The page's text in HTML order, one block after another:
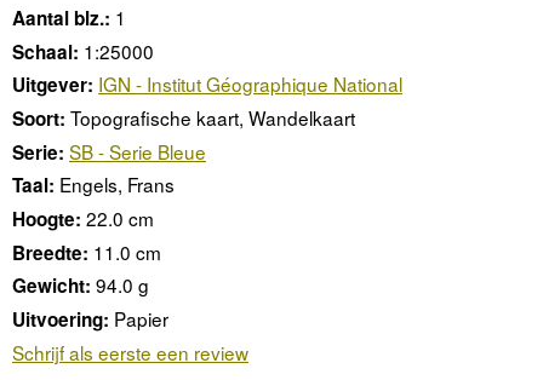
Aantal blz.: 1
Schaal: 1:25000
Uitgever: IGN - Institut Géographique National
Soort: Topografische kaart, Wandelkaart
Serie: SB - Serie Bleue
Taal: Engels, Frans
Hoogte: 22.0 cm
Breedte: 11.0 cm
Gewicht: 94.0 g
Uitvoering: Papier
Schrijf als eerste een review